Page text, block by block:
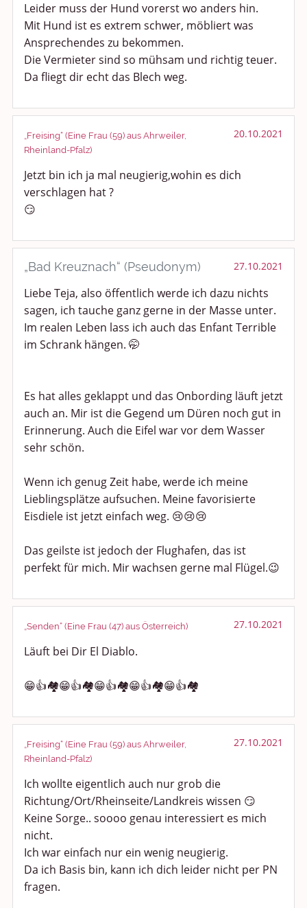
Leider muss der Hund vorerst wo anders hin.
Mit Hund ist es extrem schwer, möbliert was
Ansprechendes zu bekommen.
Die Vermieter sind so mühsam und richtig teuer.
Da fliegt dir echt das Blech weg.
„Freising“ (Eine Frau (59) aus Ahrweiler,
Rheinland-Pfalz)
20.10.2021
Jetzt bin ich ja mal neugierig,wohin es dich
verschlagen hat ?
😏
„Bad Kreuznach“ (Pseudonym) 27.10.2021
Liebe Teja, also öffentlich werde ich dazu nichts
sagen, ich tauche ganz gerne in der Masse unter.
Im realen Leben lass ich auch das Enfant Terrible
im Schrank hängen. 🤭
Es hat alles geklappt und das Onbording läuft jetzt
auch an. Mir ist die Gegend um Düren noch gut in
Erinnerung. Auch die Eifel war vor dem Wasser
sehr schön.
Wenn ich genug Zeit habe, werde ich meine
Lieblingsplätze aufsuchen. Meine favorisierte
Eisdiele ist jetzt einfach weg. 😢😢😢
Das geilste ist jedoch der Flughafen, das ist
perfekt für mich. Mir wachsen gerne mal Flügel.😉
„Senden“ (Eine Frau (47) aus Österreich) 27.10.2021
Läuft bei Dir El Diablo.
😁👍🏘😁👍🏘😁👍🏘😁👍🏘😁👍🏘
„Freising“ (Eine Frau (59) aus Ahrweiler,
Rheinland-Pfalz)
27.10.2021
Ich wollte eigentlich auch nur grob die
Richtung/Ort/Rheinseite/Landkreis wissen 😏
Keine Sorge.. soooo genau interessiert es mich
nicht.
Ich war einfach nur ein wenig neugierig.
Da ich Basis bin, kann ich dich leider nicht per PN
fragen.